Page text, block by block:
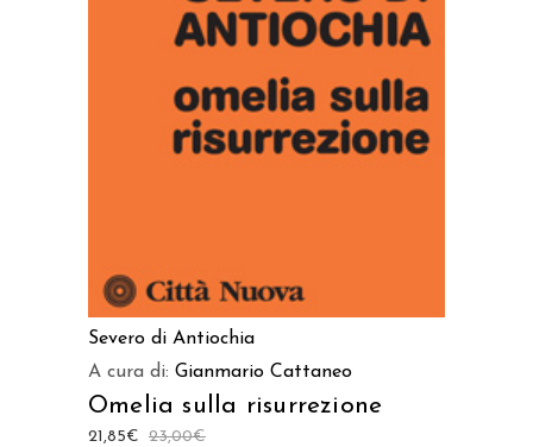
AGGIUNGI AL CARRELLO
Severo di Antiochia
A cura di: Gianmario Cattaneo
Omelia sulla risurrezione
23,00€
21,85€